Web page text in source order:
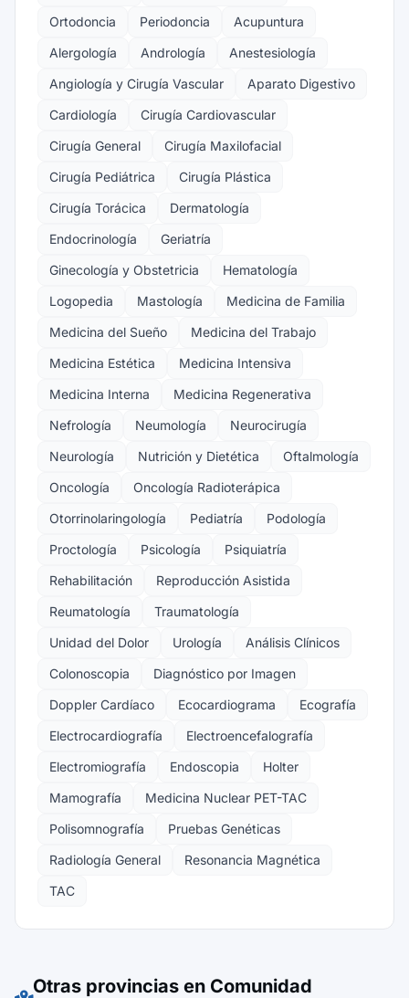
Ortodoncia
Periodoncia
Acupuntura
Alergología
Andrología
Anestesiología
Angiología y Cirugía Vascular
Aparato Digestivo
Cardiología
Cirugía Cardiovascular
Cirugía General
Cirugía Maxilofacial
Cirugía Pediátrica
Cirugía Plástica
Cirugía Torácica
Dermatología
Endocrinología
Geriatría
Ginecología y Obstetricia
Hematología
Logopedia
Mastología
Medicina de Familia
Medicina del Sueño
Medicina del Trabajo
Medicina Estética
Medicina Intensiva
Medicina Interna
Medicina Regenerativa
Nefrología
Neumología
Neurocirugía
Neurología
Nutrición y Dietética
Oftalmología
Oncología
Oncología Radioterápica
Otorrinolaringología
Pediatría
Podología
Proctología
Psicología
Psiquiatría
Rehabilitación
Reproducción Asistida
Reumatología
Traumatología
Unidad del Dolor
Urología
Análisis Clínicos
Colonoscopia
Diagnóstico por Imagen
Doppler Cardíaco
Ecocardiograma
Ecografía
Electrocardiografía
Electroencefalografía
Electromiografía
Endoscopia
Holter
Mamografía
Medicina Nuclear PET-TAC
Polisomnografía
Pruebas Genéticas
Radiología General
Resonancia Magnética
TAC
Otras provincias en Comunidad